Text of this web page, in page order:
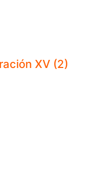
XV (2)